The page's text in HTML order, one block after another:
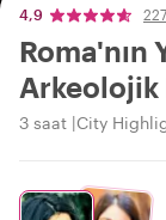
4,9
Roma'nın
Arkeolojik
3 saat City